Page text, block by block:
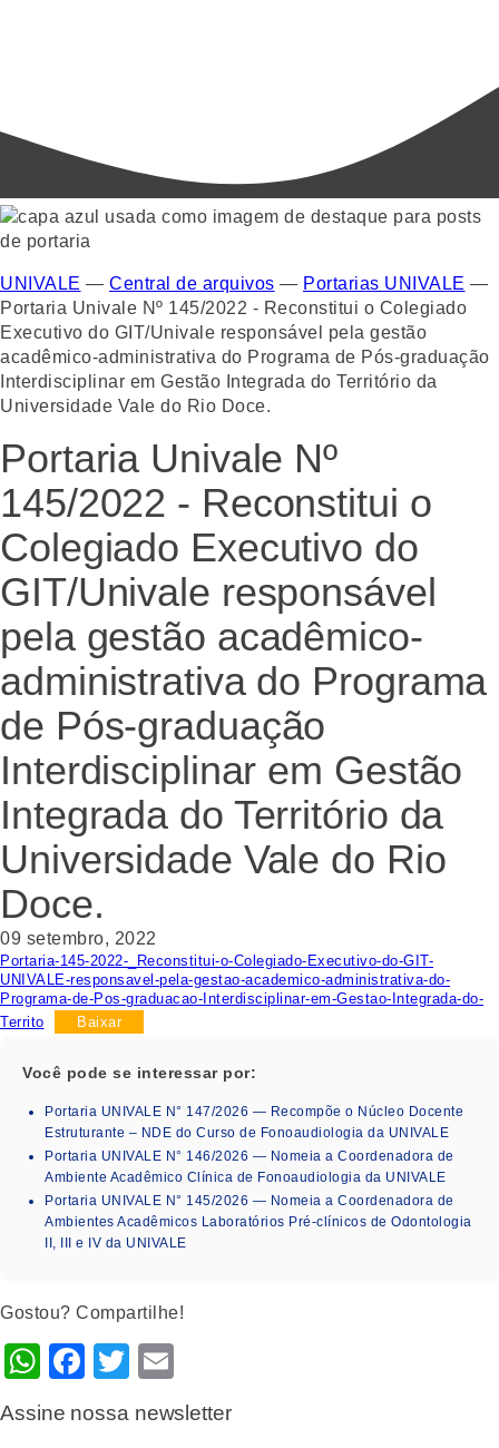
UNIVALE — Central de arquivos — Portarias UNIVALE —
Portaria Univale Nº 145/2022 - Reconstitui o Colegiado
Executivo do GIT/Univale responsável pela gestão
acadêmico-administrativa do Programa de Pós-graduação
Interdisciplinar em Gestão Integrada do Território da
Universidade Vale do Rio Doce.
Portaria Univale Nº
145/2022 - Reconstitui o
Colegiado Executivo do
GIT/Univale responsável
pela gestão acadêmico-
administrativa do Programa
de Pós-graduação
Interdisciplinar em Gestão
Integrada do Território da
Universidade Vale do Rio
Doce.
09 setembro, 2022
Portaria-145-2022-_Reconstitui-o-Colegiado-Executivo-do-GIT-
UNIVALE-responsavel-pela-gestao-academico-administrativa-do-
Programa-de-Pos-graduacao-Interdisciplinar-em-Gestao-Integrada-do-
Territo
Baixar
Você pode se interessar por:
Portaria UNIVALE N° 147/2026 — Recompõe o Núcleo Docente
Estruturante – NDE do Curso de Fonoaudiologia da UNIVALE
Portaria UNIVALE N° 146/2026 — Nomeia a Coordenadora de
Ambiente Acadêmico Clínica de Fonoaudiologia da UNIVALE
Portaria UNIVALE N° 145/2026 — Nomeia a Coordenadora de
Ambientes Acadêmicos Laboratórios Pré-clínicos de Odontologia
II, III e IV da UNIVALE
Gostou? Compartilhe!
WhatsApp
Facebook
Twitter
Assine nossa newsletter